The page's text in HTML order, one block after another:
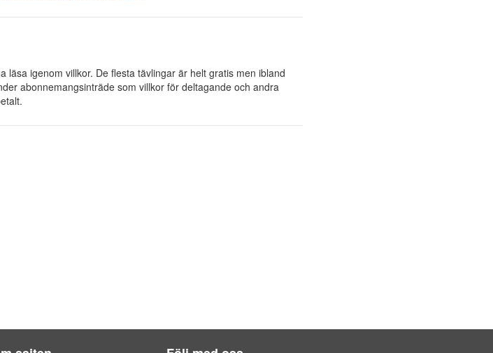
igenom villkor. De flesta tävlingar är helt gratis men ibland
abonnemangsinträde som villkor för deltagande och andra